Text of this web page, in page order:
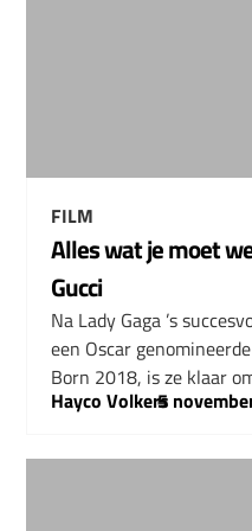
FILM
Alles wat je moet
Gucci
Na Lady Gaga ’s
een Oscar
Born 2018, is ze klaar
Hayco Volkers
–
5